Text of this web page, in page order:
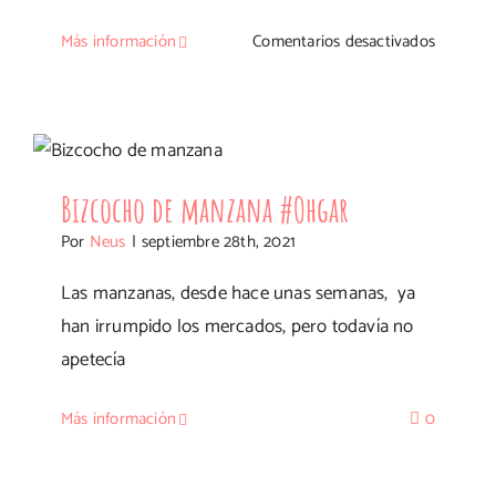
Más información Comentarios desactivadosen
Bizcocho de manzana #Ohgar
Bizcocho de manzana #Ohgar
Por Neus | septiembre 28th, 2021
Las manzanas, desde hace unas semanas, ya
han irrumpido los mercados, pero todavía no
apetecía
Más información 0